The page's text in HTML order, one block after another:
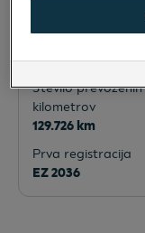
123 KM
Število prevoženih
kilometrov
129.726 km
Prva registracija
EZ 2036